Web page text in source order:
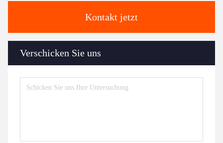
Kontakt jetzt
Verschicken Sie uns